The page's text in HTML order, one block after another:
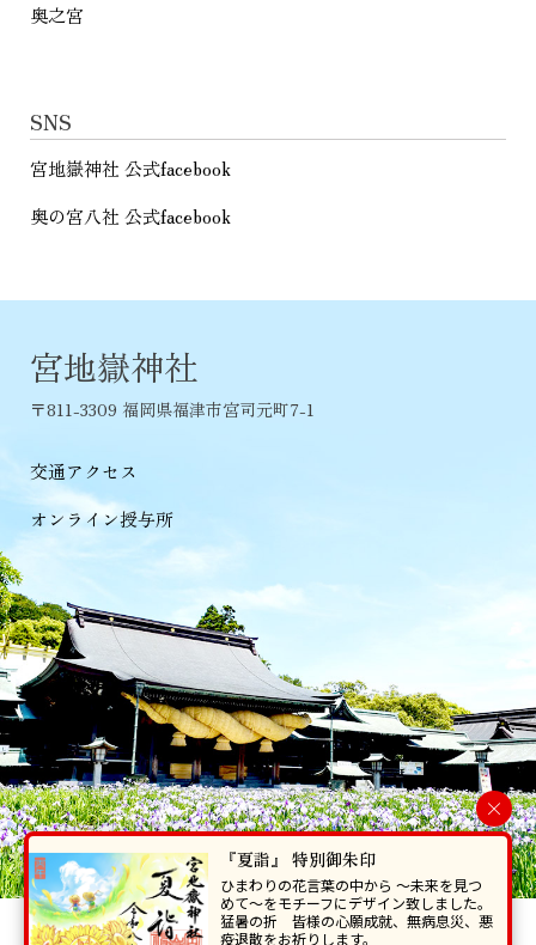
奥之宮
SNS
宮地嶽神社 公式facebook
奥の宮八社 公式facebook
宮地嶽神社
〒811-3309 福岡県福津市宮司元町7-1
交通アクセス
オンライン授与所
当ホームページで掲載の写真・イラスト等を無断で転写･複製することを
×
『夏詣』 特別御朱印
ひまわりの花言葉の中から 〜未来を見つ
めて〜をモチーフにデザイン致しました。
猛暑の折 皆様の心願成就、無病息災、悪
疫退散をお祈りします。